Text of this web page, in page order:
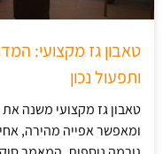
טאבון גז מקצועי:
ותפעול נכון
טאבון גז מקצועי משנה
ומאפשר אפייה מהירה,